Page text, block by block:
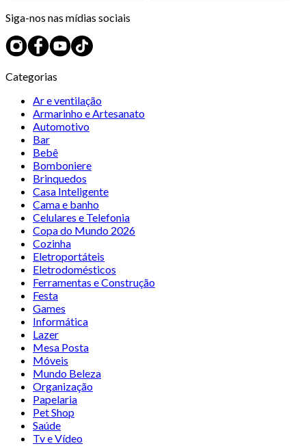
Siga-nos nas mídias sociais
Categorias
Ar e ventilação
Armarinho e Artesanato
Automotivo
Bar
Bebê
Bomboniere
Brinquedos
Casa Inteligente
Cama e banho
Celulares e Telefonia
Copa do Mundo 2026
Cozinha
Eletroportáteis
Eletrodomésticos
Ferramentas e Construção
Festa
Games
Informática
Lazer
Mesa Posta
Móveis
Mundo Beleza
Organização
Papelaria
Pet Shop
Saúde
Tv e Vídeo